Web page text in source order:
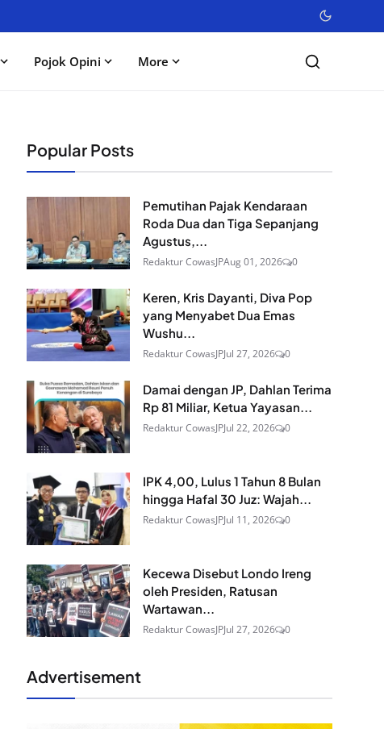
Pojok Opini More
Popular Posts
Pemutihan Pajak Kendaraan
Roda Dua dan Tiga Sepanjang
Agustus,...
Redaktur CowasJPAug 01, 2026 0
Keren, Kris Dayanti, Diva Pop
yang Menyabet Dua Emas
Wushu...
Redaktur CowasJPJul 27, 2026 0
Damai dengan JP, Dahlan Terima
Rp 81 Miliar, Ketua Yayasan...
Redaktur CowasJPJul 22, 2026 0
IPK 4,00, Lulus 1 Tahun 8 Bulan
hingga Hafal 30 Juz: Wajah...
Redaktur CowasJPJul 11, 2026 0
Kecewa Disebut Londo Ireng
oleh Presiden, Ratusan
Wartawan...
Redaktur CowasJPJul 27, 2026 0
Advertisement